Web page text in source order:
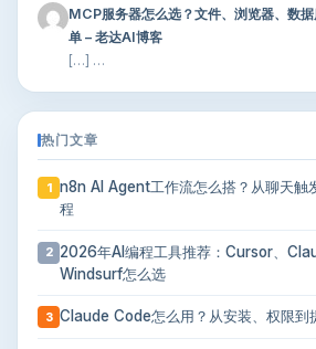
MCP服务器怎么选？文件、浏览器、数
单 – 老达AI博客
[…] …
热门文章
1 n8n AI Agent工作流怎么搭？从聊天触
程
2 2026年AI编程工具推荐：Cursor、
Windsurf怎么选
3 Claude Code怎么用？从安装、权限到